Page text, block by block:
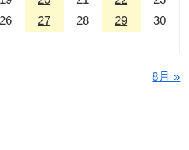
26 27 28 29
30
8月 »